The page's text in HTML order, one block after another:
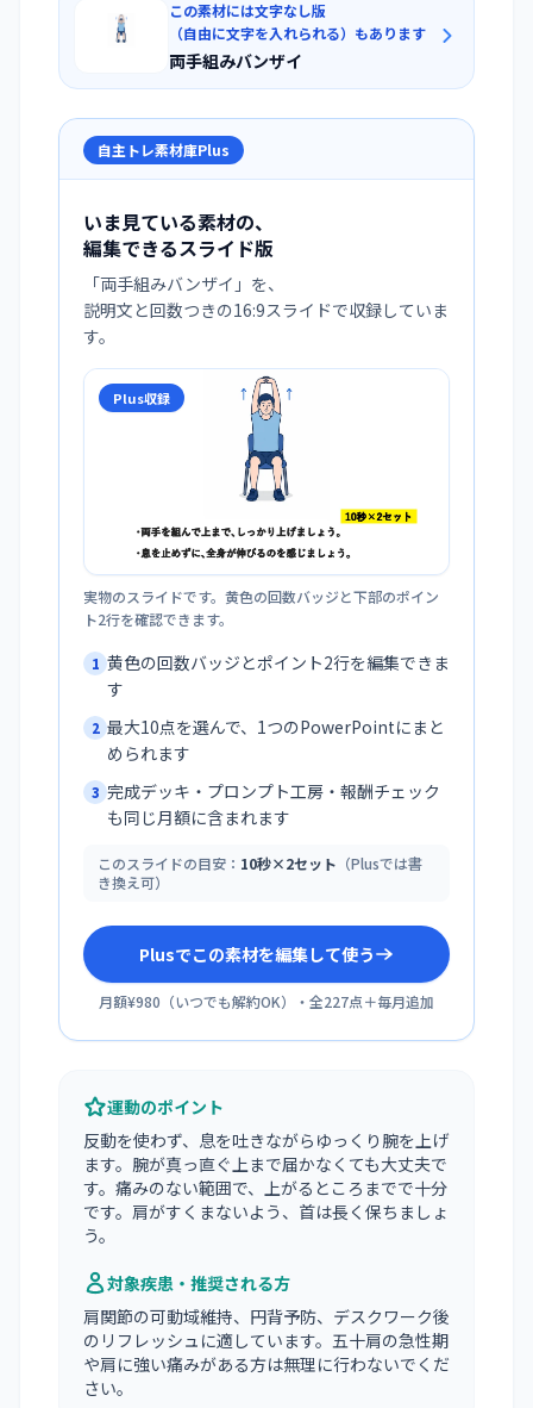
この素材には文字なし版
（自由に文字を入れられる）もあります
両手組みバンザイ
自主トレ素材庫Plus
いま見ている素材の、
編集できるスライド版
「両手組みバンザイ 」を、
説明文と回数つきの16:9スライドで収録していま
す。
Plus収録
実物のスライドです。黄色の回数バッジと下部のポイン
ト2行を確認できます。
1 黄色の回数バッジとポイント2行を編集できま
す
2 最大10点を選んで、1つのPowerPointにまと
められます
3 完成デッキ・プロンプト工房・報酬チェック
も同じ月額に含まれます
このスライドの目安： 10秒×2セット （Plusでは書
き換え可）
Plusでこの素材を編集して使う
月額¥980 （いつでも解約OK）・全227点＋毎月追加
運動のポイント
反動を使わず、息を吐きながらゆっくり腕を上げ
ます。腕が真っ直ぐ上まで届かなくても大丈夫で
す。痛みのない範囲で、上がるところまでで十分
です。肩がすくまないよう、首は長く保ちましょ
う。
対象疾患・推奨される方
肩関節の可動域維持、円背予防、デスクワーク後
のリフレッシュに適しています。五十肩の急性期
や肩に強い痛みがある方は無理に行わないでくだ
さい。